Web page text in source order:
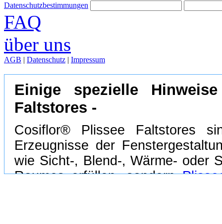
Datenschutzbestimmungen
FAQ
über uns
AGB | Datenschutz | Impressum
Einige spezielle
Faltstores -
Cosiflor® Plissee Faltstores
Erzeugnisse der
wie Sicht-, Blend-, Wärme- oder
Raumes erfüllen, sondern